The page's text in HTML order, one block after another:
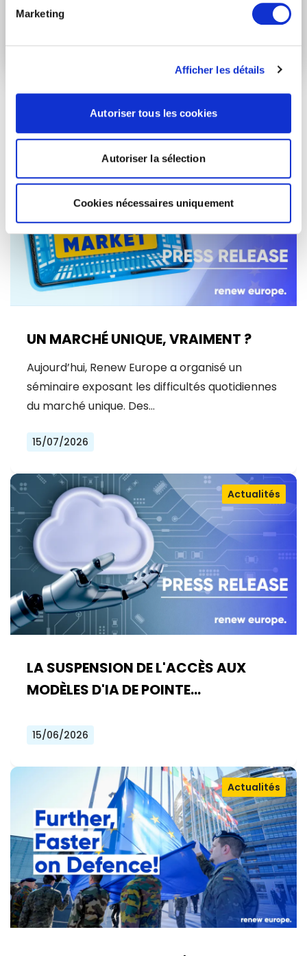
Marketing
Afficher les détails
Autoriser tous les cookies
Autoriser la sélection
Cookies nécessaires uniquement
ARTICLES LIÉS
UN MARCHÉ UNIQUE, VRAIMENT ?
Aujourd’hui, Renew Europe a organisé un
séminaire exposant les difficultés quotidiennes
du marché unique. Des…
15/07/2026
LA SUSPENSION DE L'ACCÈS AUX
MODÈLES D'IA DE POINTE
EUROPÉENS
Actualités
15/06/2026
Actualités